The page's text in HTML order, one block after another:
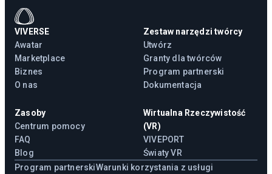
VIVERSE
Awatar
Marketplace
Biznes
O nas
Zestaw narzędzi twórcy
Utwórz
Granty dla twórców
Program partnerski
Dokumentacja
Zasoby
Centrum pomocy
FAQ
Blog
Wirtualna Rzeczywistość
(VR)
VIVEPORT
Światy VR
Program partnerskiWarunki korzystania z usługi